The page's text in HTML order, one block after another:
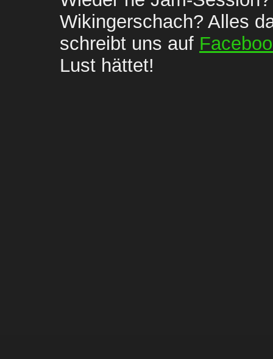
Wikingerschach? Alles
schreibt uns auf
Lust hättet!